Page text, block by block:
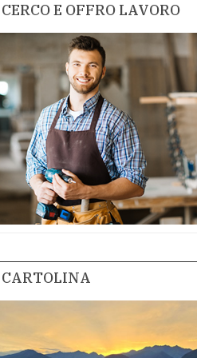
CERCO E OFFRO LAVORO
CARTOLINA